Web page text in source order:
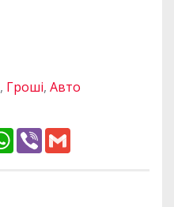
, Гроші, Авто
W
h
a
V
b